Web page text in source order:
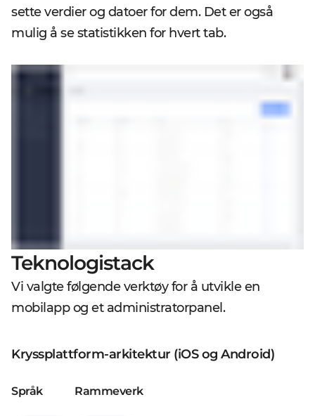
sette verdier og datoer for dem. Det er også
mulig å se statistikken for hvert tab.
Teknologistack
Vi valgte følgende verktøy for å utvikle en
mobilapp og et administratorpanel.
Kryssplattform-arkitektur (iOS og Android)
Språk Rammeverk